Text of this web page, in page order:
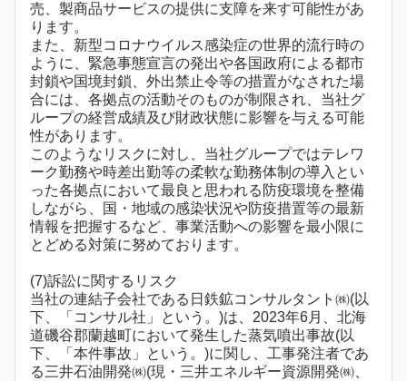
売、製商品サービスの提供に支障を来す可能性があ
ります。
また、新型コロナウイルス感染症の世界的流行時の
ように、緊急事態宣言の発出や各国政府による都市
封鎖や国境封鎖、外出禁止令等の措置がなされた場
合には、各拠点の活動そのものが制限され、当社グ
ループの経営成績及び財政状態に影響を与える可能
性があります。
このようなリスクに対し、当社グループではテレワ
ーク勤務や時差出勤等の柔軟な勤務体制の導入とい
った各拠点において最良と思われる防疫環境を整備
しながら、国・地域の感染状況や防疫措置等の最新
情報を把握するなど、事業活動への影響を最小限に
とどめる対策に努めております。
(7)訴訟に関するリスク
当社の連結子会社である日鉄鉱コンサルタント㈱(以
下、「コンサル社」という。)は、2023年6月、北海
道磯谷郡蘭越町において発生した蒸気噴出事故(以
下、「本件事故」という。)に関し、工事発注者であ
る三井石油開発㈱(現・三井エネルギー資源開発㈱、